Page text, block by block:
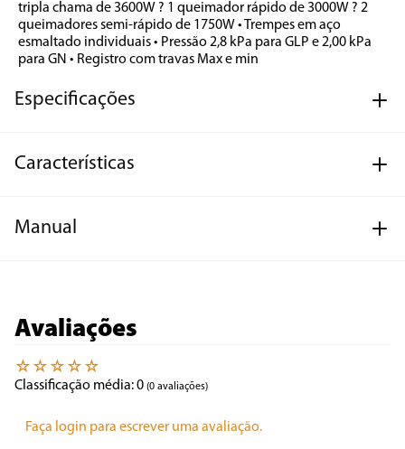
tripla chama de 3600W ? 1 queimador rápido de 3000W ? 2
queimadores semi-rápido de 1750W • Trempes em aço
esmaltado individuais • Pressão 2,8 kPa para GLP e 2,00 kPa
para GN • Registro com travas Max e min
Especificações
Características
Manual
Avaliações
☆ ☆ ☆ ☆ ☆
Classificação média: 0 (0 avaliações)
Faça login para escrever uma avaliação.